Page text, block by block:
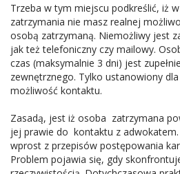
Trzeba w tym miejscu podkreślić, iż
zatrzymania nie masz realnej
osobą zatrzymaną. Niemożliwy jest
jak też telefoniczny czy mailowy.
czas (maksymalnie 3 dni) jest
zewnętrznego. Tylko ustanowiony
możliwość kontaktu.
Zasadą, jest iż osoba zatrzymana
jej prawie do kontaktu z
wprost z przepisów postępowania
Problem pojawia się, gdy